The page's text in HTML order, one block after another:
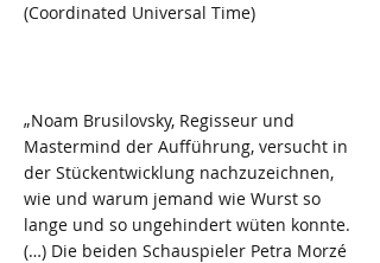
(Coordinated Universal Time)
„Noam Brusilovsky, Regisseur und
Mastermind der Aufführung, versucht in
der Stückentwicklung nachzuzeichnen,
wie und warum jemand wie Wurst so
lange und so ungehindert wüten konnte.
(…) Die beiden Schauspieler Petra Morzé